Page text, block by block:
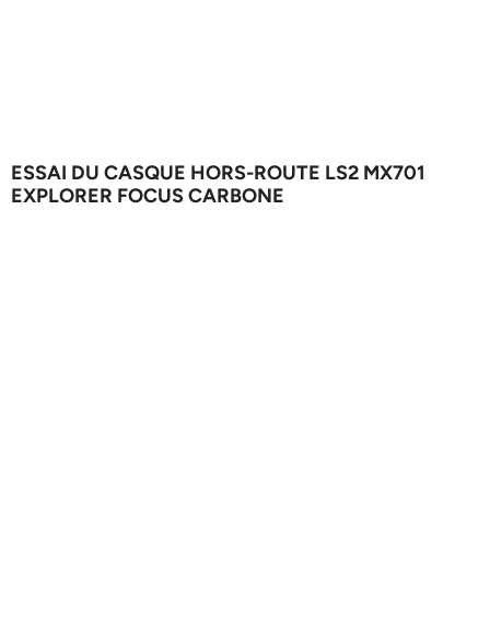
ESSAI DU CASQUE HORS-ROUTE LS2 MX701
EXPLORER FOCUS CARBONE